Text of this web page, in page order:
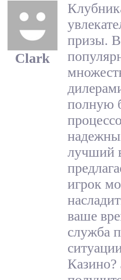
Clark
призы.
полную
лучший
игрок
ваше
служба
Казино?